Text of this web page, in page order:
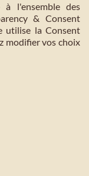
à l'ensemble des
& Consent
utilise la Consent
modifier vos choix